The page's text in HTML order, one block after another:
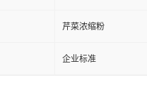
芹菜浓缩粉
企业标准